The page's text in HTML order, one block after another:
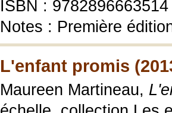
ISBN : 9782896663514
Notes : Première
L'enfant promis
Maureen Martineau,